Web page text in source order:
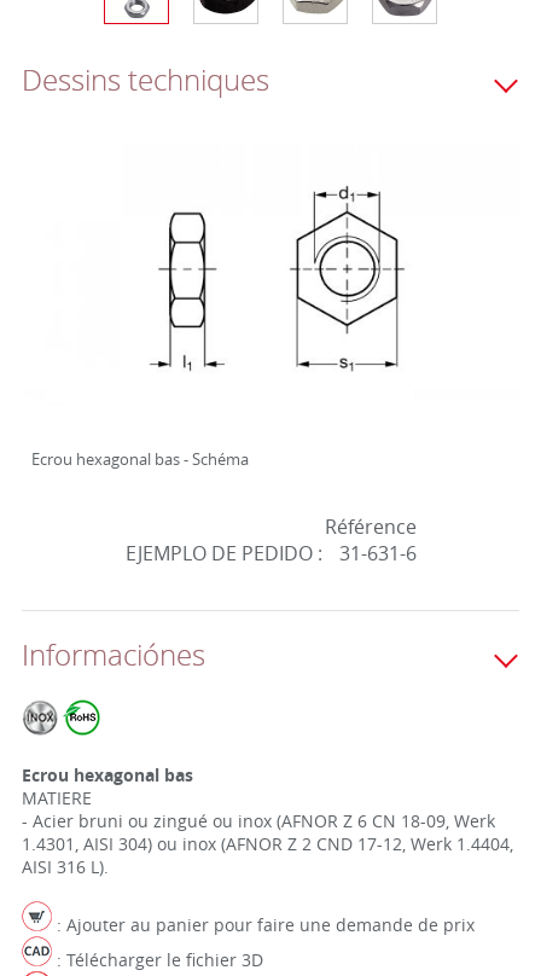
Dessins techniques
Ecrou hexagonal bas - Schéma
EJEMPLO DE PEDIDO :
Référence
31-631-6
Informaciónes
Ecrou hexagonal bas
MATIERE
- Acier bruni ou zingué ou inox (AFNOR Z 6 CN 18-09, Werk
1.4301, AISI 304) ou inox (AFNOR Z 2 CND 17-12, Werk 1.4404,
AISI 316 L).
: Ajouter au panier pour faire une demande de prix
: Télécharger le fichier 3D